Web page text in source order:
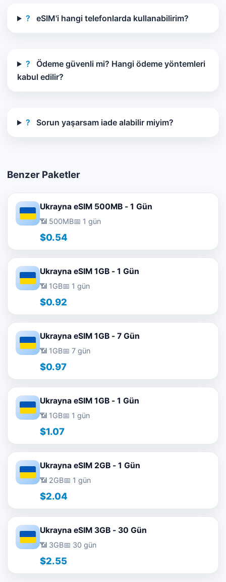
? eSIM'i hangi telefonlarda kullanabilirim?
?
Ödeme güvenli mi? Hangi ödeme yöntemleri
kabul edilir?
? Sorun yaşarsam iade alabilir miyim?
Benzer Paketler
Ukrayna eSIM 500MB - 1 Gün
📶 500MB📅 1 gün
$0.54
Ukrayna eSIM 1GB - 1 Gün
📶 1GB📅 1 gün
$0.92
Ukrayna eSIM 1GB - 7 Gün
📶 1GB📅 7 gün
$0.97
Ukrayna eSIM 1GB - 1 Gün
📶 1GB📅 1 gün
$1.07
Ukrayna eSIM 2GB - 1 Gün
📶 2GB📅 1 gün
$2.04
Ukrayna eSIM 3GB - 30 Gün
📶 3GB📅 30 gün
$2.55